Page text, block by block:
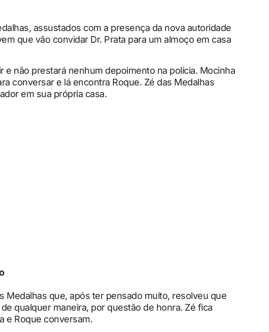
assustados com a presença da nova autoridade
que vão convidar Dr. Prata para um almoço em casa
e não prestará nenhum depoimento na polícia. Mocinha
conversar e lá encontra Roque. Zé das Medalhas
em sua própria casa.
Medalhas que, após ter pensado muito, resolveu que
qualquer maneira, por questão de honra. Zé fica
e Roque conversam.